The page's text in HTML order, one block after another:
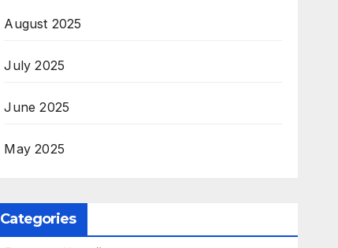
August 2025
July 2025
June 2025
May 2025
Categories